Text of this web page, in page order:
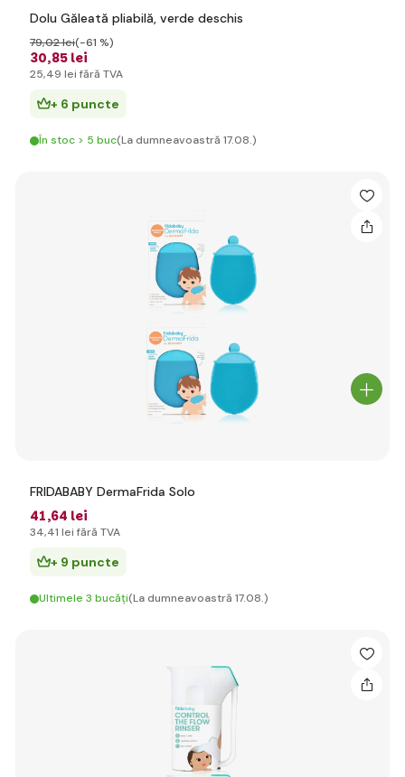
Dolu Găleată pliabilă, verde deschis
30,85 lei
79,02 lei(-61 %)
25,49 lei fără TVA
+ 6 puncte
În stoc > 5 buc(La dumneavoastră 17.08.)
FRIDABABY DermaFrida Solo
41,64 lei
34,41 lei fără TVA
+ 9 puncte
Ultimele 3 bucăți(La dumneavoastră 17.08.)